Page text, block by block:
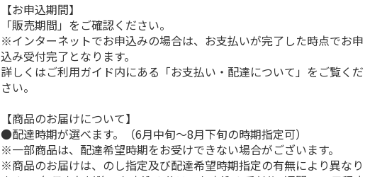
【お申込期間】
「販売期間」をご確認ください。
※インターネットでお申込みの場合は、お支払いが完了した時点でお申
込み受付完了となります。
詳しくはご利用ガイド内にある「お支払い・配達について」をご覧くだ
さい。
【商品のお届けについて】
●配達時期が選べます。（6月中旬～8月下旬の時期指定可）
※一部商品は、配達希望時期をお受けできない場合がございます。
※商品のお届けは、のし指定及び配達希望時期指定の有無により異なり